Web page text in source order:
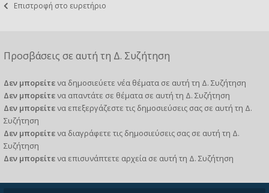
Επιστροφή στο ευρετήριο
Προσβάσεις σε αυτή τη Δ. Συζήτηση
Δεν μπορείτενα δημοσιεύετε νέα θέματα σε αυτή τη Δ. Συζήτηση
Δεν μπορείτενα απαντάτε σε θέματα σε αυτή τη Δ. Συζήτηση
Δεν μπορείτενα επεξεργάζεστε τις δημοσιεύσεις σας σε αυτή τη Δ.
Συζήτηση
Δεν μπορείτενα διαγράφετε τις δημοσιεύσεις σας σε αυτή τη Δ.
Συζήτηση
Δεν μπορείτενα επισυνάπτετε αρχεία σε αυτή τη Δ. Συζήτηση